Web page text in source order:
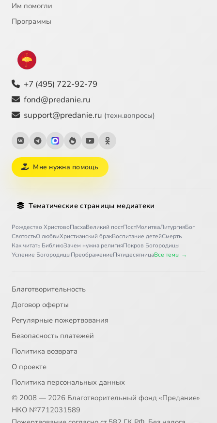
Им помогли
Программы
+7 (495) 722-92-79
fond@predanie.ru
support@predanie.ru (техн.вопросы)
Мне нужна помощь
Тематические страницы медиатеки
Рождество ХристовоПасхаВеликий постПостМолитваЛитургияБог
СвятостьО любвиХристианский бракВоспитание детейСмерть
Как читать БиблиюЗачем нужна религияПокров Богородицы
Успение БогородицыПреображениеПятидесятницаВсе темы →
Благотворительность
Договор оферты
Регулярные пожертвования
Безопасность платежей
Политика возврата
О проекте
Политика персональных данных
© 2008 — 2026 Благотворительный фонд «Предание»
НКО №7712031589